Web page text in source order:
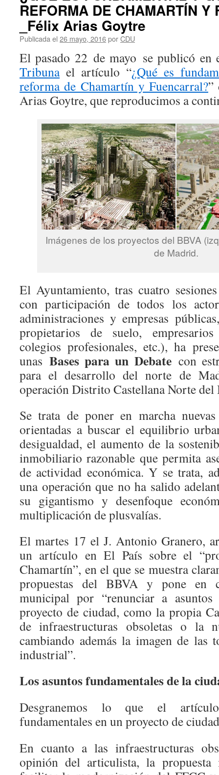
REFORMA DE CHAMARTÍN Y
_Félix Arias Goytre
Publicada el 26 mayo, 2016porCDU
El pasado 22 de mayo se publicó
Tribunael artículo “¿Qué es
reforma de Chamartín y Fuencarral?”
Arias Goytre, que reproducimos a
Imágenes de los proyectos del BBVA
de Madrid.
El Ayuntamiento, tras cuatro
con participación de todos los
administraciones y empresas
propietarios de suelo,
colegios profesionales, etc.), ha
unasBases para un Debatecon
para el desarrollo del norte de
operación Distrito Castellana Norte del
Se trata de poner en marcha
orientadas a buscar el equilibrio
desigualdad, el aumento de la
inmobiliario razonable que permita
de actividad económica. Y se trata,
una operación que no ha salido
su gigantismo y desenfoque
multiplicación de plusvalías.
El martes 17 el J. Antonio Granero,
un artículo en El País sobre el
Chamartín”, en el que se muestra
propuestas del BBVA y pone en
municipal por “renunciar a asuntos
proyecto de ciudad, como la propia
de infraestructuras obsoletas o la
cambiando además la imagen de
industrial”.
Los asuntos fundamentales de la
Desgranemos lo que el
fundamentales en un proyecto de
En cuanto a las infraestructuras
opinión del articulista, la propuesta